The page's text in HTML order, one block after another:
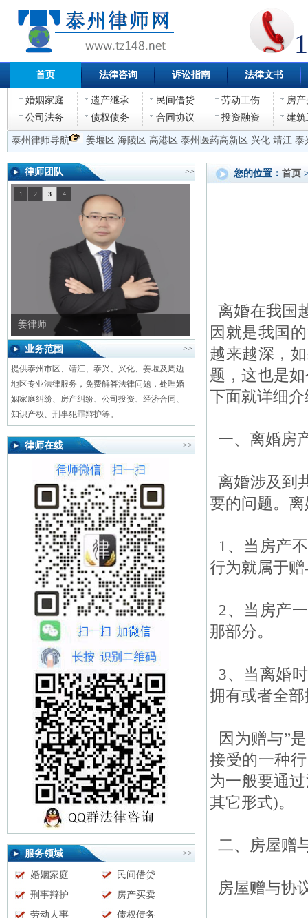
首页 法律咨询 诉讼指南 法律文书
婚姻家庭 遗产继承 民间借贷 劳动工伤
房
公司法务
债权债务 合同协议 投资融资 建筑
泰州律师导航 姜堰区 海陵区 高港区 泰州医药高新区 兴化 靖江 泰
律师团队 >>
姜律师
1 2 3 4
业务范围 >>
提供泰州市区、靖江、泰兴、兴化、姜堰及周边
地区专业法律服务，免费解答法律问题，处理婚
姻家庭纠纷、房产纠纷、公司投资、经济合同、
知识产权、刑事犯罪辩护等。
律师在线 >>
服务领域 >>
婚姻家庭
民间借贷
刑事辩护
房产买卖
劳动人事
债权债务
您的位置： 首页
离婚在我国
因就是我国
越来越深，
题，这也是
下面就详细
一、离婚房
离婚涉及到
要的问题。
1、当房产
行为就属于
2、当房产
那部分。
3、当离婚
拥有或者全
因为赠与”
接受的一种
为一般要通
其它形式)。
二、房屋赠
房屋赠与协